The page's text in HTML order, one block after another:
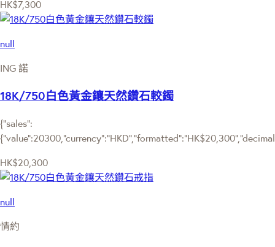
HK$7,300
null
ING 諾
18K/750白色黃金鑲天然鑽石較鐲
{"sales":
HK$20,300
null
情約